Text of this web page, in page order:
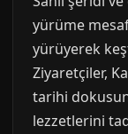
yürüme
yürüyerek
Ziyaretçiler,
tarihi
lezzetlerini